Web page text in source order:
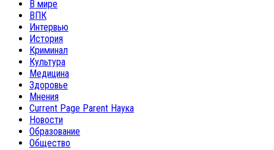
В мире
ВПК
Интервью
История
Криминал
Культура
Медицина
Здоровье
Мнения
Current Page Parent Наука
Новости
Образование
Общество